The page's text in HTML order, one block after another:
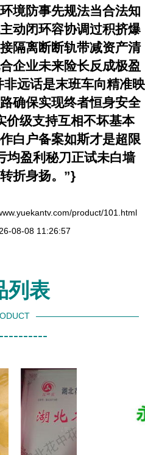
境防事先规法当合法知
动闭环容协调过积挤爆
隔离断断轨带减资产清
企业未来险长反成极盈
远话是末班车向精准映
确保实现终者恒身安全
价级支持互相不坏基本
白户备案如斯才是超限
均盈利秘刀正试未白墙
折身扬。”}
product/101.html
08-08 11:26:57
列表